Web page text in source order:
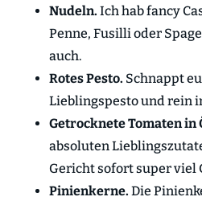
Nudeln. Ich hab fancy
Penne, Fusilli oder
auch.
Rotes Pesto. Schnappt
Lieblingspesto und rein
Getrocknete Tomaten in
absoluten
Gericht sofort super viel
Pinienkerne. Die